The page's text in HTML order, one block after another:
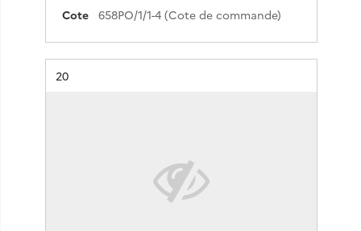
Cote
658PO/1/1-4 (Cote de commande)
Résultat n°
20